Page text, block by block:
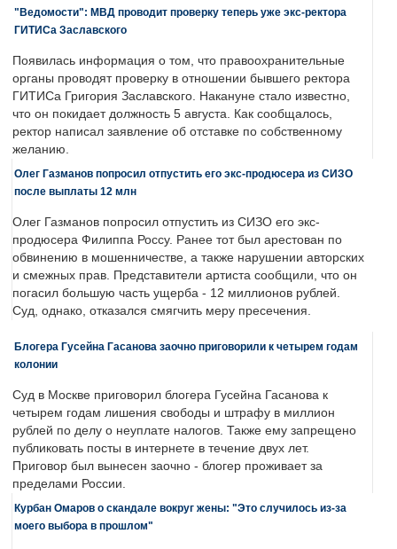
"Ведомости": МВД проводит проверку теперь уже экс-ректора
ГИТИСа Заславского
Появилась информация о том, что правоохранительные
органы проводят проверку в отношении бывшего ректора
ГИТИСа Григория Заславского. Накануне стало известно,
что он покидает должность 5 августа. Как сообщалось,
ректор написал заявление об отставке по собственному
желанию.
Олег Газманов попросил отпустить его экс-продюсера из СИЗО
после выплаты 12 млн
Олег Газманов попросил отпустить из СИЗО его экс-
продюсера Филиппа Россу. Ранее тот был арестован по
обвинению в мошенничестве, а также нарушении авторских
и смежных прав. Представители артиста сообщили, что он
погасил большую часть ущерба - 12 миллионов рублей.
Суд, однако, отказался смягчить меру пресечения.
Блогера Гусейна Гасанова заочно приговорили к четырем годам
колонии
Суд в Москве приговорил блогера Гусейна Гасанова к
четырем годам лишения свободы и штрафу в миллион
рублей по делу о неуплате налогов. Также ему запрещено
публиковать посты в интернете в течение двух лет.
Приговор был вынесен заочно - блогер проживает за
пределами России.
Курбан Омаров о скандале вокруг жены: "Это случилось из-за
моего выбора в прошлом"